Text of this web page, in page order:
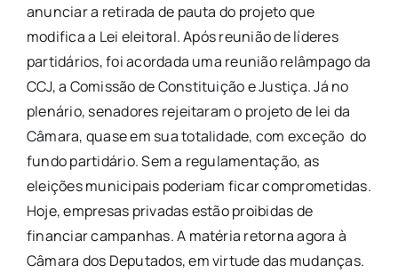
anunciar a retirada de pauta do projeto que
modifica a Lei eleitoral. Após reunião de líderes
partidários, foi acordada uma reunião relâmpago da
CCJ, a Comissão de Constituição e Justiça. Já no
plenário, senadores rejeitaram o projeto de lei da
Câmara, quase em sua totalidade, com exceção do
fundo partidário. Sem a regulamentação, as
eleições municipais poderiam ficar comprometidas.
Hoje, empresas privadas estão proibidas de
financiar campanhas. A matéria retorna agora à
Câmara dos Deputados, em virtude das mudanças.